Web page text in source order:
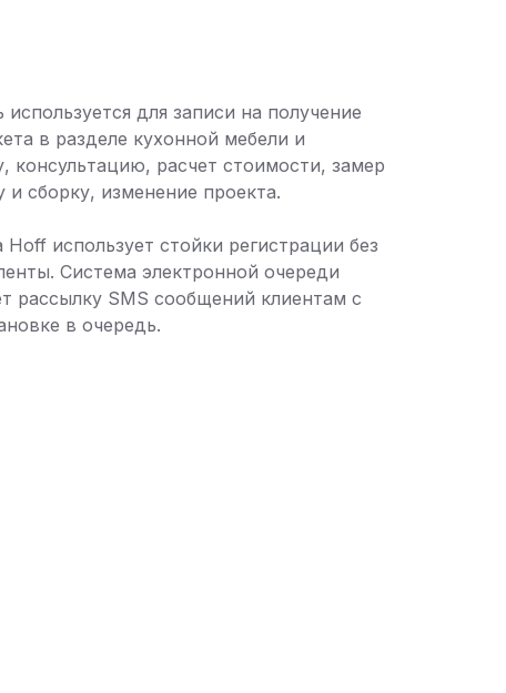
для записи на получение
в разделе кухонной мебели и
консультацию, расчет стоимости, замер
сборку, изменение проекта.
использует стойки регистрации без
Система электронной очереди
рассылку SMS сообщений клиентам с
в очередь.